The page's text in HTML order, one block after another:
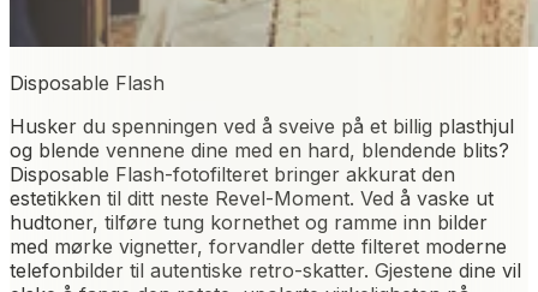
Disposable Flash
Husker du spenningen ved å sveive på et billig plasthjul
og blende vennene dine med en hard, blendende blits?
Disposable Flash-fotofilteret bringer akkurat den
estetikken til ditt neste Revel-Moment. Ved å vaske ut
hudtoner, tilføre tung kornethet og ramme inn bilder
med mørke vignetter, forvandler dette filteret moderne
telefonbilder til autentiske retro-skatter. Gjestene dine vil